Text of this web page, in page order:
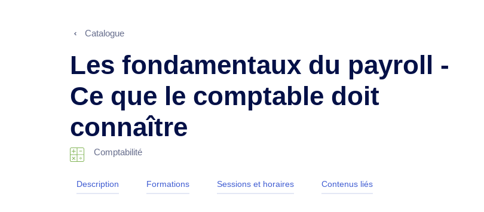
Catalogue
Les fondamentaux du payroll -
Ce que le comptable doit
connaître
Comptabilité
Description Formations Sessions et horaires Contenus liés